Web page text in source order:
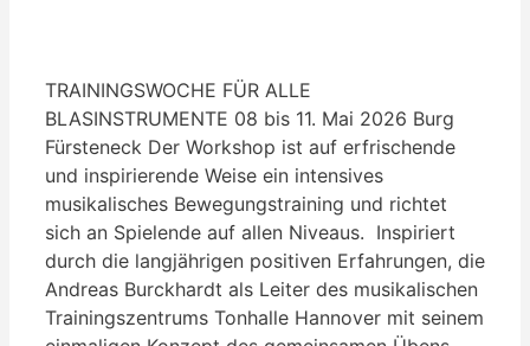
TRAININGSWOCHE FÜR ALLE
BLASINSTRUMENTE 08 bis 11. Mai 2026 Burg
Fürsteneck Der Workshop ist auf erfrischende
und inspirierende Weise ein intensives
musikalisches Bewegungstraining und richtet
sich an Spielende auf allen Niveaus. Inspiriert
durch die langjährigen positiven Erfahrungen, die
Andreas Burckhardt als Leiter des musikalischen
Trainingszentrums Tonhalle Hannover mit seinem